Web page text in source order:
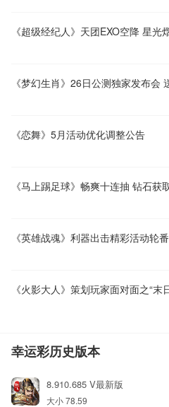
《恋舞》5月活动优化调整公告
幸运彩历史版本
8.910.685 V最新版
大小 78.59